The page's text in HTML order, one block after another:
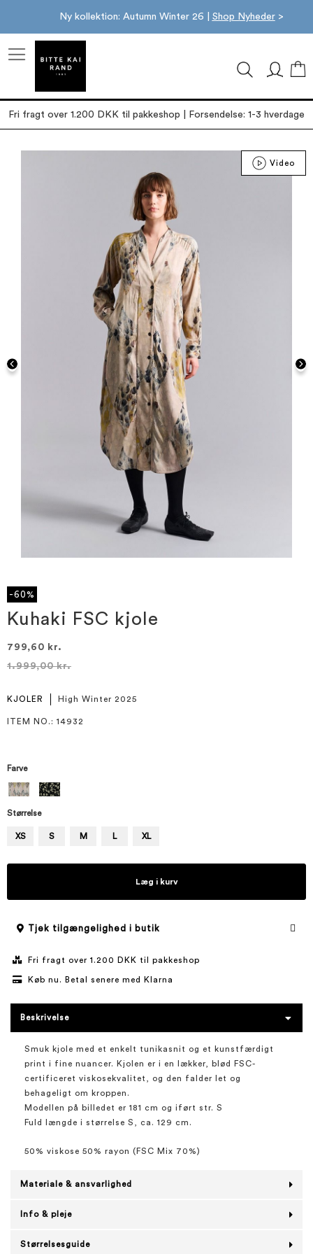
Ny kollektion: Autumn Winter 26 | Shop Nyheder>
Fri fragt over 1.200 DKK til pakkeshop | Forsendelse: 1-3 hverdage
Video
starten
af
billedgalleriet
-60%
Kuhaki FSC kjole
799,60 kr.
1.999,00 kr.
KJOLER High Winter 2025
ITEM NO. : 14932
Farve
Størrelse
XS S M L XL
Læg i kurv
Tjek tilgængelighed i butik
Fri fragt over 1.200 DKK til pakkeshop
Køb nu. Betal senere med Klarna
Beskrivelse
Smuk kjole med et enkelt tunikasnit og et kunstfærdigt
print i fine nuancer. Kjolen er i en lækker, blød FSC-
certificeret viskosekvalitet, og den falder let og
behageligt om kroppen.
Modellen på billedet er 181 cm og iført str. S
Fuld længde i størrelse S, ca. 129 cm.
50% viskose 50% rayon (FSC Mix 70%)
Materiale & ansvarlighed
Info & pleje
Størrelsesguide